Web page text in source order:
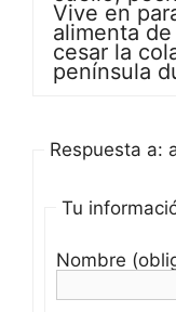
Vive en
alimenta
cesar la
península
Respuesta a:
Tu
Nombre